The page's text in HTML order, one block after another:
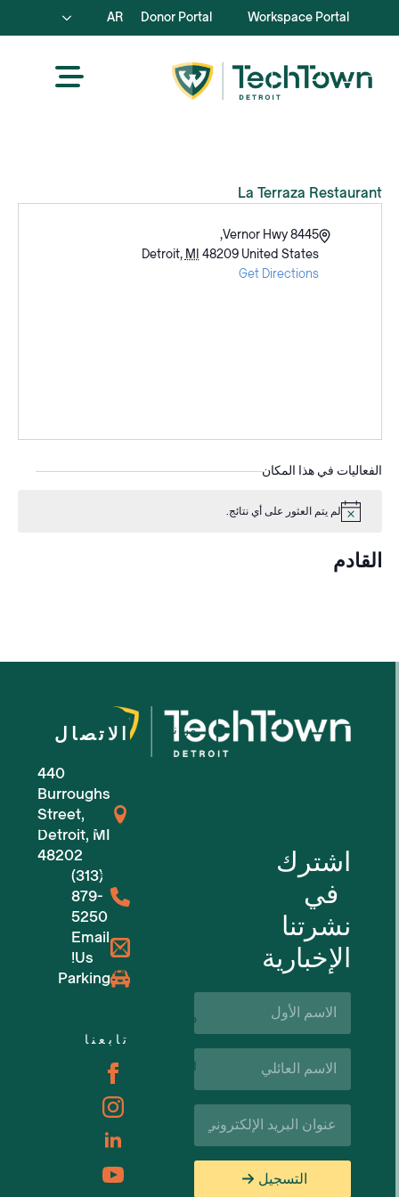
Workspace Portal
Donor Portal
AR
La Terraza Restaurant
العنوان8445 Vernor Hwy,
Detroit,MI48209United States
Get Directions
الفعاليات في هذا المكان
لم يتم العثور على أي نتائج.
القادم
اشترك
في
نشرتنا
الإخبارية
الاسم
الأول*
اسم
العائلة*
البريد
الإلكتروني*
التسجيل
من نحن
للشركات الناشئة في مجال التكنولوجيا
الفعاليات القادمة
دعم الأعمال والموارد
الوظائف
الاتصال
440
Burroughs
Street,
Detroit, MI
48202
(313)
879-
5250
Email
Us!
Parking
تابعنا